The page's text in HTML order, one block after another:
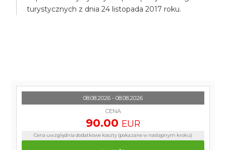
turystycznych z dnia 24 listopada 2017 roku.
08.08.2026 - 08.08.2026
CENA
90.00 EUR
Cena uwzględnia dodatkowe koszty (pokazane w następnym kroku)